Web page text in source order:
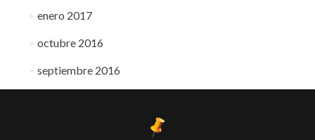
enero 2017
octubre 2016
septiembre 2016